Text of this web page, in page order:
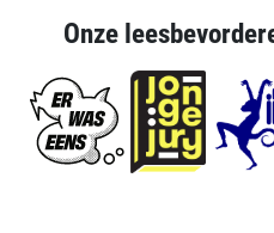
Onze